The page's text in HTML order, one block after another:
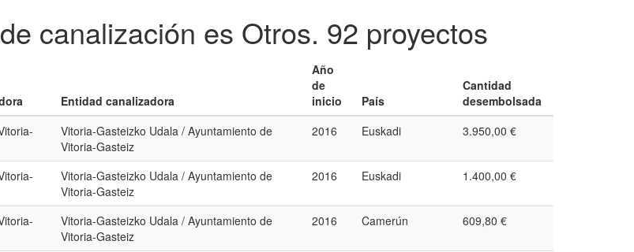
canalización es Otros. 92 proyectos
Entidad canalizadora
Año
de
inicio
País
Cantidad
desembolsada
Vitoria-Gasteizko Udala / Ayuntamiento de
Vitoria-Gasteiz
2016 Euskadi 3.950,00 €
Vitoria-Gasteizko Udala / Ayuntamiento de
Vitoria-Gasteiz
2016 Euskadi 1.400,00 €
Vitoria-Gasteizko Udala / Ayuntamiento de
Vitoria-Gasteiz
2016 Camerún 609,80 €